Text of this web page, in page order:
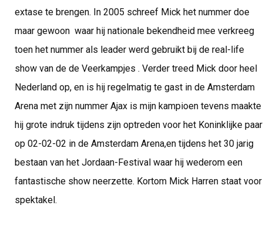
extase te brengen. In 2005 schreef Mick het nummer doe
maar gewoon  waar hij nationale bekendheid mee verkreeg
toen het nummer als leader werd gebruikt bij de real-life
show van de de Veerkampjes . Verder treed Mick door heel
Nederland op, en is hij regelmatig te gast in de Amsterdam
Arena met zijn nummer Ajax is mijn kampioen tevens maakte
hij grote indruk tijdens zijn optreden voor het Koninklijke paar
op 02-02-02 in de Amsterdam Arena,en tijdens het 30 jarig
bestaan van het Jordaan-Festival waar hij wederom een
fantastische show neerzette. Kortom Mick Harren staat voor
spektakel.